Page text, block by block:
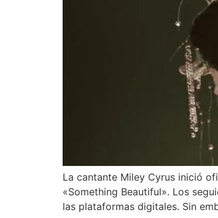
La cantante Miley Cyrus inició
«Something Beautiful». Los
las plataformas digitales. Sin